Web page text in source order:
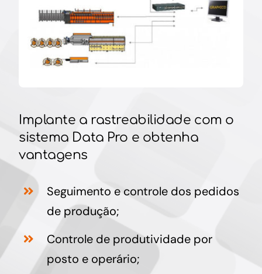
Implante a rastreabilidade com o
sistema Data Pro e obtenha
vantagens
Seguimento e controle dos pedidos
de produção;
Controle de produtividade por
posto e operário;